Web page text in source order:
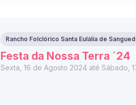
Rancho Folclórico Santa Eulália de
Festa da Nossa Terra ´24
Sexta, 16 de Agosto 2024 até Sábado,